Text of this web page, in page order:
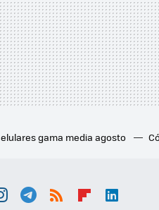
gama media agosto